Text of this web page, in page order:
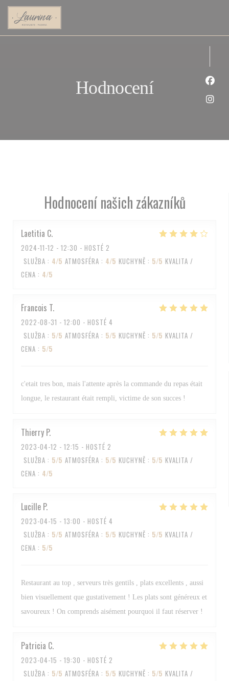
Panel pro správu cookies
Hodnocení
Hodnocení našich zákazníků
Laetitia C
2024-11-12 - 12:30 - HOSTÉ 2
SLUŽBA : 4/5 ATMOSFÉRA : 4/5 KUCHYNĚ : 5/5 KVALITA /
CENA : 4/5
Francois T
2022-08-31 - 12:00 - HOSTÉ 4
SLUŽBA : 5/5 ATMOSFÉRA : 5/5 KUCHYNĚ : 5/5 KVALITA /
CENA : 5/5
c'etait tres bon, mais l'attente après la commande du repas était
longue, le restaurant était rempli, victime de son succes !
Thierry P
2023-04-12 - 12:15 - HOSTÉ 2
SLUŽBA : 5/5 ATMOSFÉRA : 5/5 KUCHYNĚ : 5/5 KVALITA /
CENA : 4/5
Lucille P
2023-04-15 - 13:00 - HOSTÉ 4
SLUŽBA : 5/5 ATMOSFÉRA : 5/5 KUCHYNĚ : 5/5 KVALITA /
CENA : 5/5
Restaurant au top , serveurs très gentils , plats excellents , aussi
bien visuellement que gustativement ! Les plats sont généreux et
savoureux ! On comprends aisément pourquoi il faut réserver !
Patricia C
2023-04-15 - 19:30 - HOSTÉ 2
SLUŽBA : 5/5 ATMOSFÉRA : 5/5 KUCHYNĚ : 5/5 KVALITA /